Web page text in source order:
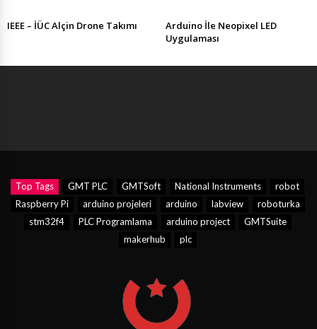
IEEE – İÜC Alçin Drone Takımı
Arduino İle Neopixel LED
Uygulaması
Top Tags GMT PLC GMTSoft National Instruments
robot
Raspberry Pi
arduino projeleri arduino labview
roboturka
stm32f4
PLC Programlama arduino project
GMTSuite
makerhub
plc